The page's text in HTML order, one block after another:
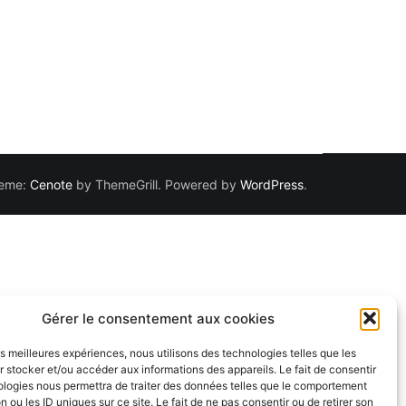
Gérer le consentement aux cookies
meilleures expériences, nous utilisons des technologies telles que les
stocker et/ou accéder aux informations des appareils. Le fait de consentir
nous permettra de traiter des données telles que le comportement
ou les ID uniques sur ce site. Le fait de ne pas consentir ou de retirer son
Cenote by ThemeGrill. Powered by WordPress.